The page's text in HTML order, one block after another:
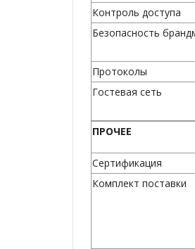
Контроль доступа
Безопасность
Протоколы
Гостевая сеть
ПРОЧЕЕ
Сертификация
Комплект поставки